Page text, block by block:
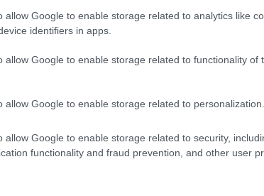
allow Google to enable storage related to analytics like
identifiers in apps.
allow Google to enable storage related to functionality of
allow Google to enable storage related to personalization.
allow Google to enable storage related to security,
functionality and fraud prevention, and other user
ΑΘΛΗΤΙΚΑ